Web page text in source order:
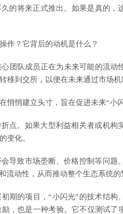
的将来正式推出。如果是真的
作？它背后的动机是什么？
团队成员正在为未来可能的流动
移到交所，以便在未来通过市场机
悄悄建立头寸，旨在促进未来“小
点。如果大型利益相关者或机构
变化。
导致市场垄断、价格控制等问题
流动性，从而推动整个生态系统的
期的项目，“小闪光”的技术结构
，也是一种考验。它不仅测试